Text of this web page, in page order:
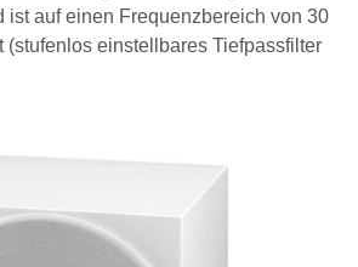
ist auf einen Frequenzbereich von 30
(stufenlos einstellbares Tiefpassfilter